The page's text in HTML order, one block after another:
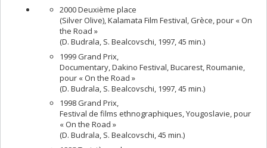
2000 Deuxième place
(Silver Olive), Kalamata Film Festival, Grèce, pour « On
the Road »
(D. Budrala, S. Bealcovschi, 1997, 45 min.)
1999 Grand Prix,
Documentary, Dakino Festival, Bucarest, Roumanie,
pour « On the Road »
(D. Budrala, S. Bealcovschi, 1997, 45 min.)
1998 Grand Prix,
Festival de films ethnographiques, Yougoslavie, pour
« On the Road »
(D. Budrala, S. Bealcovschi, 45 min.)